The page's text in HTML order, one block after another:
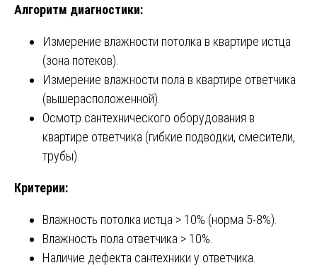
Алгоритм диагностики:
Измерение влажности потолка в квартире истца
(зона потеков).
Измерение влажности пола в квартире ответчика
(вышерасположенной).
Осмотр сантехнического оборудования в
квартире ответчика (гибкие подводки, смесители,
трубы).
Критерии:
Влажность потолка истца > 10% (норма 5-8%).
Влажность пола ответчика > 10%.
Наличие дефекта сантехники у ответчика.